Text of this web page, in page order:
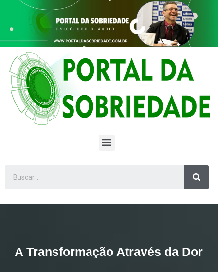
A Transformação Através da Dor